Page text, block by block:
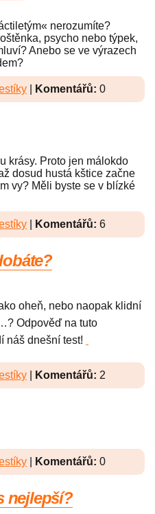
nerozumíte?
psycho nebo týpek,
Anebo se ve výrazech
Komentářů: 0
krásy. Proto jen málokdo
dosud hustá kštice začne
vy? Měli byste se v blízké
Komentářů: 6
oheň, nebo naopak klidní
Odpověď na tuto
náš dnešní test!
Komentářů: 2
Komentářů: 0
nejlepší?